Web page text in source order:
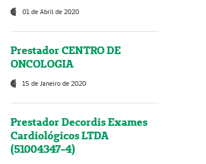
01 de Abril de 2020
Prestador CENTRO DE
ONCOLOGIA
15 de Janeiro de 2020
Prestador Decordis Exames
Cardiológicos LTDA
(51004347-4)